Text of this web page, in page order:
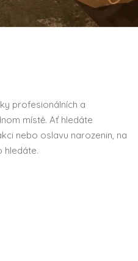
profesionálních a
místě. Ať hledáte
nebo oslavu narozenin, na
hledáte.